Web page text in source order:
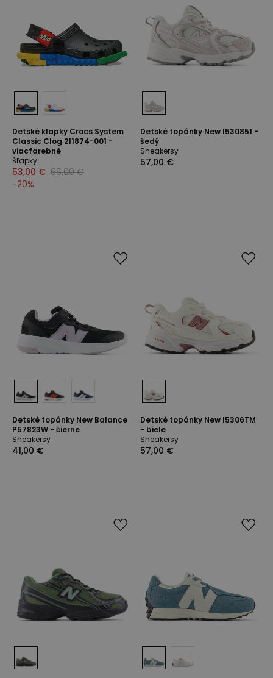
Detské klapky Crocs System
Classic Clog 211874-001 -
viacfarebné
Šľapky
53,00 € 66,00 €
-20%
Detské topánky New I530851 -
šedý
Sneakersy
57,00 €
Detské topánky New Balance
P57823W - čierne
Sneakersy
41,00 €
Detské topánky New I5306TM
- biele
Sneakersy
57,00 €